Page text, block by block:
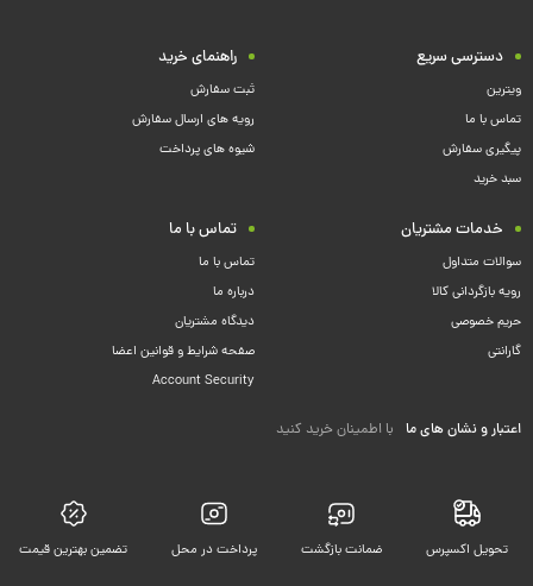
دسترسی سریع
ویترین
تماس با ما
پیگیری سفارش
سبد خرید
راهنمای خرید
ثبت سفارش
رویه های ارسال سفارش
شیوه های پرداخت
خدمات مشتریان
سوالات متداول
رویه بازگردانی کالا
حریم خصوصی
گارانتی
تماس با ما
تماس با ما
درباره ما
دیدگاه مشتریان
صفحه شرایط و قوانین اعضا
Account Security
اعتبار و نشان های ما با اطمینان خرید کنید
تحویل اکسپرس ضمانت بازگشت پرداخت در محل تضمین بهترین قیمت